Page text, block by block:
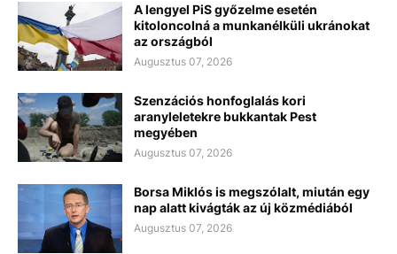
A lengyel PiS győzelme esetén
kitoloncolná a munkanélküli ukránokat
az országból
Augusztus 07, 2026
Szenzációs honfoglalás kori
aranyleletekre bukkantak Pest
megyében
Augusztus 07, 2026
Borsa Miklós is megszólalt, miután egy
nap alatt kivágták az új közmédiából
Augusztus 07, 2026